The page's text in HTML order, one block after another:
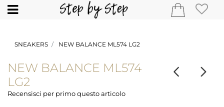
Open
SNEAKERS NEW BALANCE ML574 LG2
NEW BALANCE ML574
LG2
Recensisci per primo questo articolo